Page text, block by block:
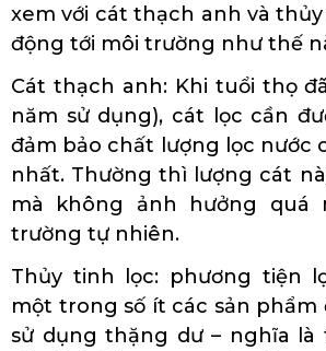
xem với cát thạch anh và
động tới môi trường như thế
Cát thạch anh: Khi tuổi thọ
năm sử dụng), cát lọc cần
đảm bảo chất lượng lọc nước
nhất. Thường thì lượng cát
mà không ảnh hưởng quá
trường tự nhiên.
Thủy tinh lọc: phương tiện
một trong số ít các sản phẩm
sử dụng thặng dư – nghĩa là